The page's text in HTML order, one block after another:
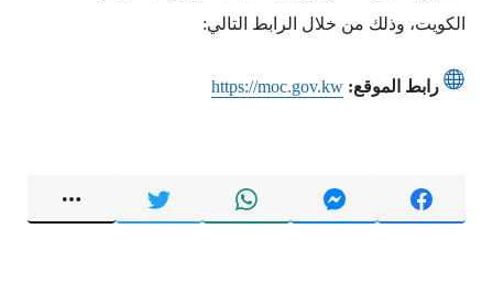
الكويت، وذلك من خلال الرابط التالي:
رابط الموقع: https://moc.gov.kw